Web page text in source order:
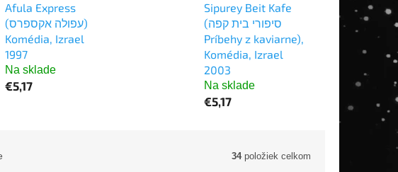
Afula Express
(עפולה אקספרס)
Komédia, Izrael
1997
Na sklade
€5,17
Sipurey Beit Kafe
(סיפורי בית קפה
Príbehy z kaviarne),
Komédia, Izrael
2003
Na sklade
€5,17
34položiek celkom